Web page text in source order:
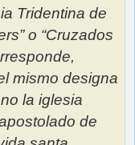
Tridentina de
o “Cruzados
mismo designa
la iglesia
de